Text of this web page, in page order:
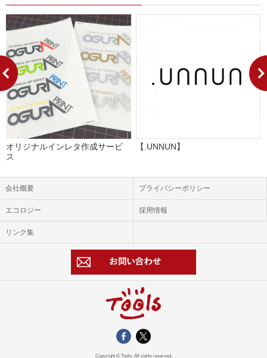
オリジナルインレタ作成サービ
ス
【.UNNUN】
会社概要 プライバシーポリシー
エコロジー 採用情報
リンク集
Copyright © Tools. All rights reserved.